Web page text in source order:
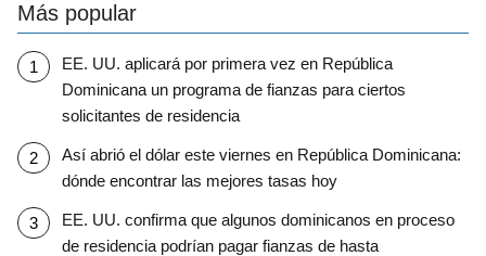
Más popular
EE. UU. aplicará por primera vez en República
Dominicana un programa de fianzas para ciertos
solicitantes de residencia
Así abrió el dólar este viernes en República Dominicana:
dónde encontrar las mejores tasas hoy
EE. UU. confirma que algunos dominicanos en proceso
de residencia podrían pagar fianzas de hasta